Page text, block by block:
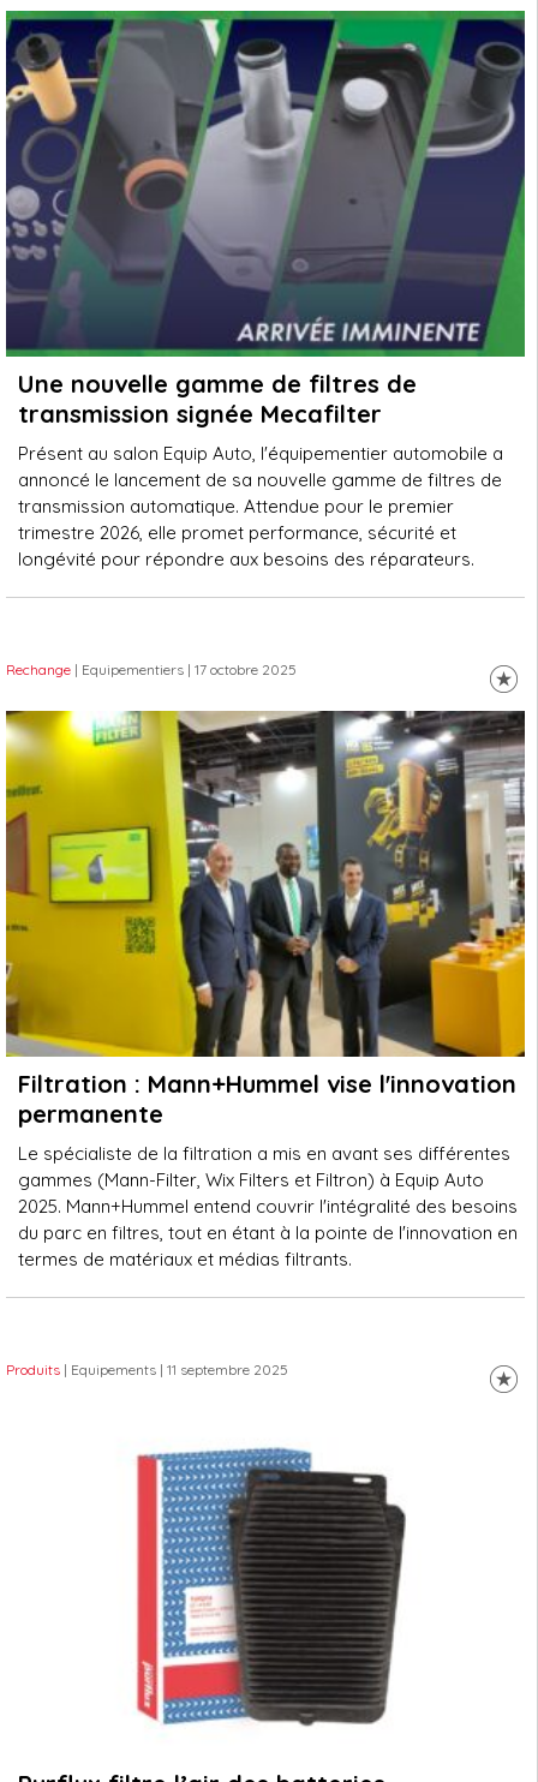
Une nouvelle gamme de filtres de
transmission signée Mecafilter
Présent au salon Equip Auto, l'équipementier automobile a
annoncé le lancement de sa nouvelle gamme de filtres de
transmission automatique. Attendue pour le premier
trimestre 2026, elle promet performance, sécurité et
longévité pour répondre aux besoins des réparateurs.
Rechange | Equipementiers | 17 octobre 2025
Filtration : Mann+Hummel vise l'innovation
permanente
Le spécialiste de la filtration a mis en avant ses différentes
gammes (Mann-Filter, Wix Filters et Filtron) à Equip Auto
2025. Mann+Hummel entend couvrir l'intégralité des besoins
du parc en filtres, tout en étant à la pointe de l'innovation en
termes de matériaux et médias filtrants.
Produits | Equipements | 11 septembre 2025